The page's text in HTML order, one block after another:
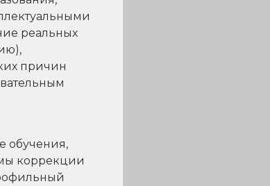
реальных
причин
обучения,
коррекции